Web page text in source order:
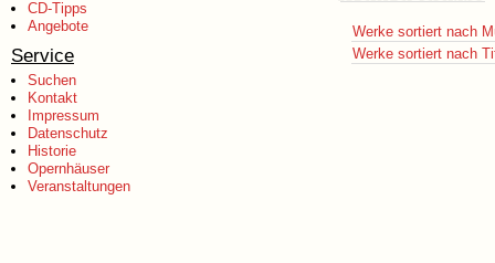
CD-Tipps
Angebote
Service
Suchen
Kontakt
Impressum
Datenschutz
Historie
Opernhäuser
Veranstaltungen
Werke sortiert nach
Werke sortiert nach